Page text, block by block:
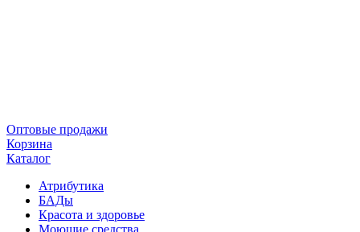
Оптовые продажи
Корзина
Каталог
Атрибутика
БАДы
Красота и здоровье
Моющие средства